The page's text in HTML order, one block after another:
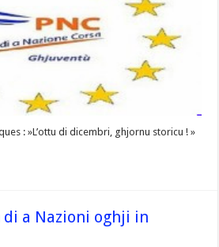
ghjornu
storicu
! »
: »L’ottu di dicembri, ghjornu storicu ! »
di a Nazioni oghji in